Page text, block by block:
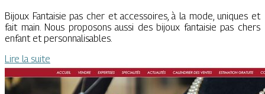
Bijoux Fantaisie pas cher et accessoires, à la mode, uniques et
fait main. Nous proposons aussi des bijoux fantaisie pas chers
enfant et personnalisables.
Lire la suite